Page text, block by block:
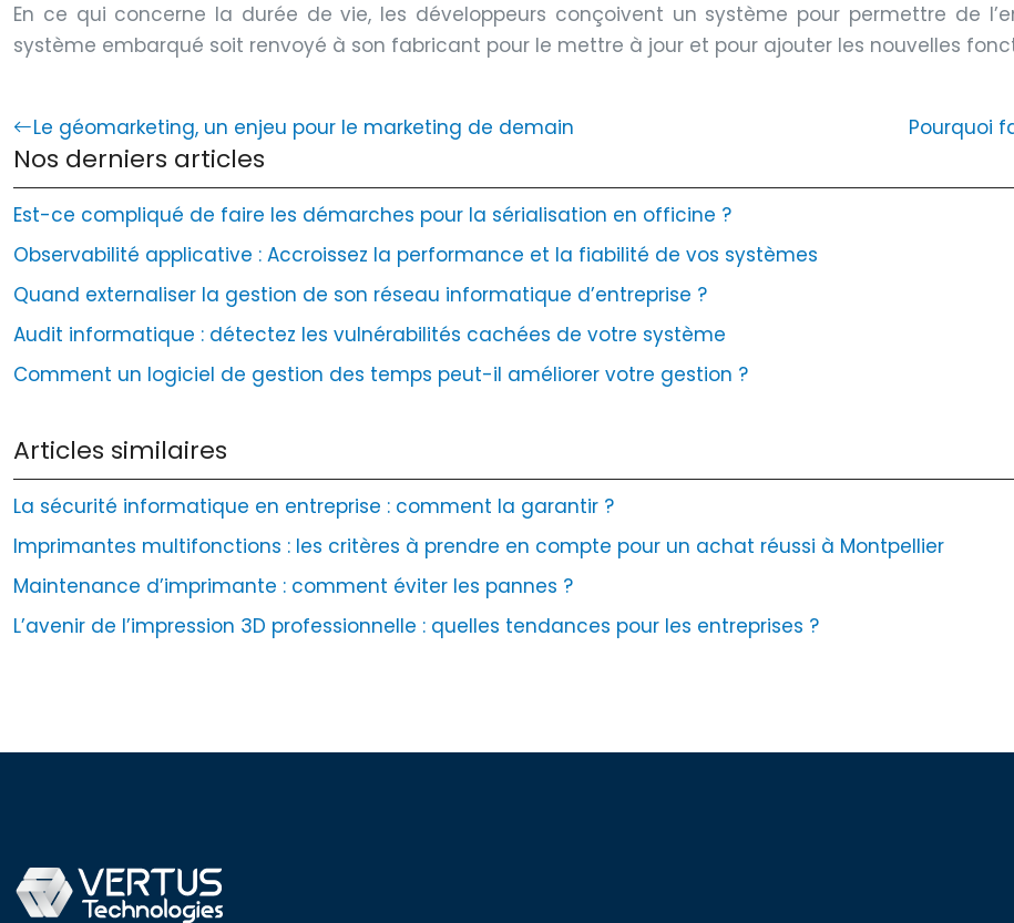
En ce qui concerne la durée de vie, les développeurs conçoivent un système pour permettre de
système embarqué soit renvoyé à son fabricant pour le mettre à jour et pour ajouter les nouvelles
Le géomarketing, un enjeu pour le marketing de demain Pourquoi
Nos derniers articles
Est-ce compliqué de faire les démarches pour la sérialisation en officine ?
Observabilité applicative : Accroissez la performance et la fiabilité de vos systèmes
Quand externaliser la gestion de son réseau informatique d’entreprise ?
Audit informatique : détectez les vulnérabilités cachées de votre système
Comment un logiciel de gestion des temps peut-il améliorer votre gestion ?
Articles similaires
La sécurité informatique en entreprise : comment la garantir ?
Imprimantes multifonctions : les critères à prendre en compte pour un achat réussi à Montpellier
Maintenance d’imprimante : comment éviter les pannes ?
L’avenir de l’impression 3D professionnelle : quelles tendances pour les entreprises ?